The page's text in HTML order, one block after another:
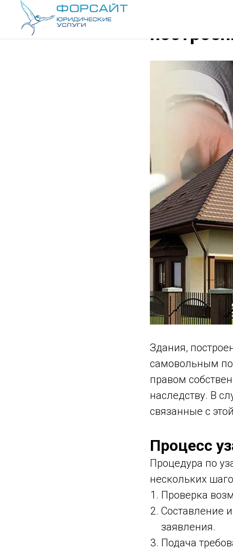
Шаги
Здания,
самовольным
правом
наследству. В
связанные с
Процесс
Процедура по
нескольких
Проверка
Составление
заявления.
Подача